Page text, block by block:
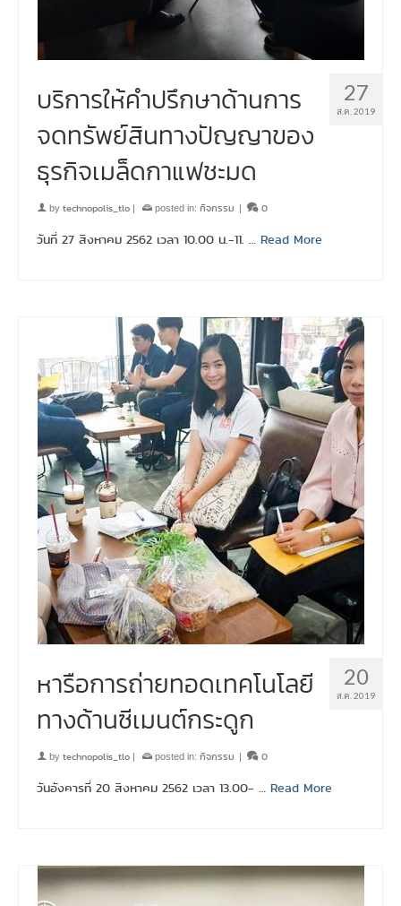
27
ส.ค. 2019
บริการให้คำปรึกษาด้านการ
จดทรัพย์สินทางปัญญาของ
ธุรกิจเมล็ดกาแฟชะมด
by technopolis_tlo | posted in: กิจกรรม | 0
วันที่ 27 สิงหาคม 2562 เวลา 10.00 น.-11. … Read More
20
ส.ค. 2019
หารือการถ่ายทอดเทคโนโลยี
ทางด้านซีเมนต์กระดูก
by technopolis_tlo | posted in: กิจกรรม | 0
วันอังคารที่ 20 สิงหาคม 2562 เวลา 13.00- … Read More